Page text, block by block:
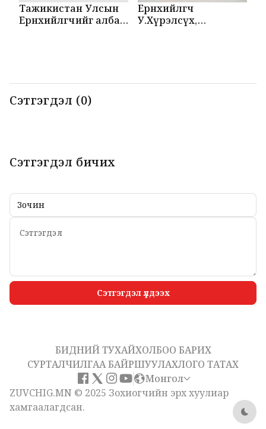
Тажикистан Улсын
Ерөнхийлөгчийг албан
Ерөнхийлөгч
У.Хүрэлсүх,
Сэтгэгдэл (0)
Сэтгэгдэл бичих
Сэтгэгдэл үлдээх
БИДНИЙ ТУХАЙХОЛБОО БАРИХ
СУРТАЛЧИЛГАА БАЙРШУУЛАХЛОГО ТАТАХ
Монгол
ZUVCHIG.MN © 2025 Зохиогчийн эрх хуулиар
хамгаалагдсан.